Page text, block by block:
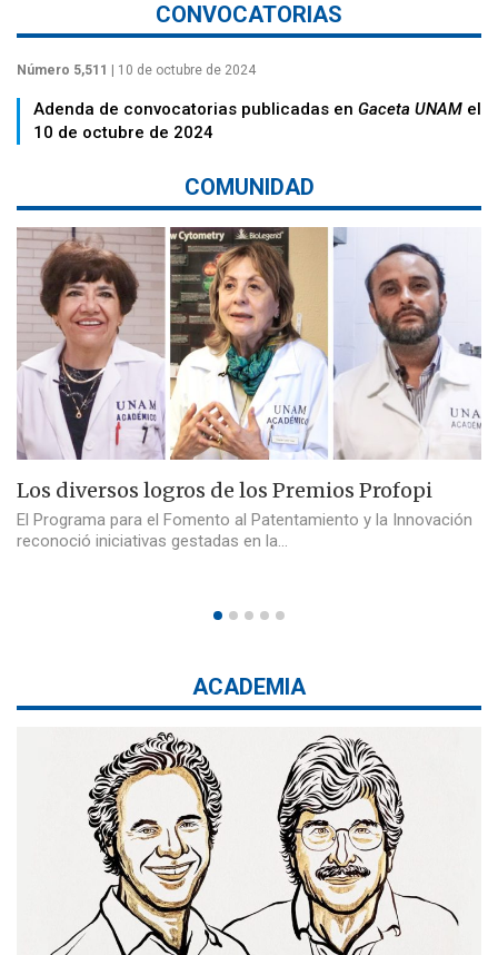
CONVOCATORIAS
Número 5,511 | 10 de octubre de 2024
Adenda de convocatorias publicadas en Gaceta UNAM el
10 de octubre de 2024
COMUNIDAD
Los diversos logros de los Premios Profopi
El Programa para el Fomento al Patentamiento y la Innovación
reconoció iniciativas gestadas en la…
ACADEMIA